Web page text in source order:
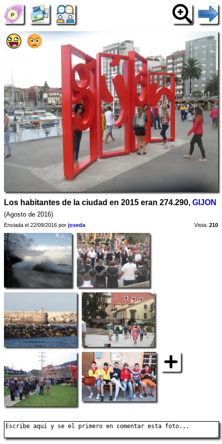
Los habitantes de la ciudad en 2015 eran 274.290, GIJON
(Agosto de 2016)
Enviada el 22/09/2016 por joseda Vista: 210